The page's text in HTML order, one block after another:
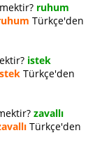
ruhum
Türkçe'den
istek
Türkçe'den
zavallı
Türkçe'den